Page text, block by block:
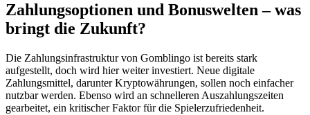
Zahlungsoptionen und Bonuswelten – was
bringt die Zukunft?
Die Zahlungsinfrastruktur von Gomblingo ist bereits stark
aufgestellt, doch wird hier weiter investiert. Neue digitale
Zahlungsmittel, darunter Kryptowährungen, sollen noch einfacher
nutzbar werden. Ebenso wird an schnelleren Auszahlungszeiten
gearbeitet, ein kritischer Faktor für die Spielerzufriedenheit.